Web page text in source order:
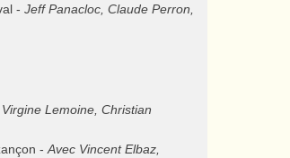
- Jeff Panacloc, Claude Perron,
Lemoine, Christian
- Avec Vincent Elbaz,